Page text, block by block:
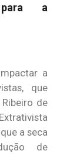
para a
a
que
de
a seca
de